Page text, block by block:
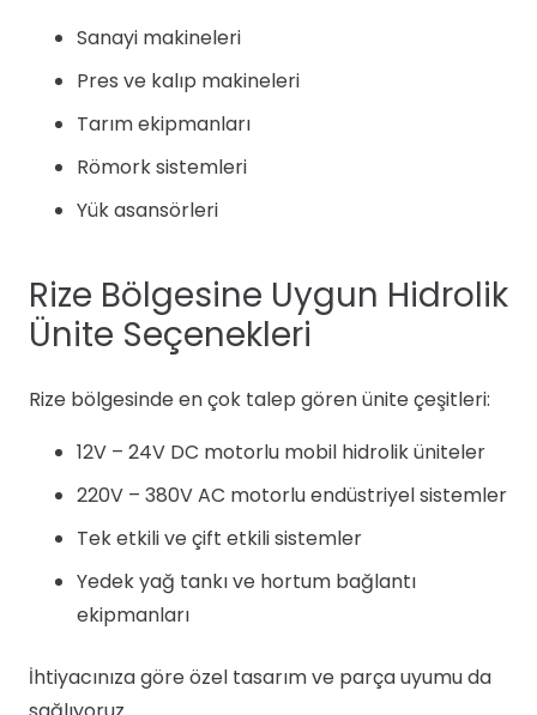
Sanayi makineleri
Pres ve kalıp makineleri
Tarım ekipmanları
Römork sistemleri
Yük asansörleri
Rize Bölgesine Uygun Hidrolik
Ünite Seçenekleri
Rize bölgesinde en çok talep gören ünite çeşitleri:
12V – 24V DC motorlu mobil hidrolik üniteler
220V – 380V AC motorlu endüstriyel sistemler
Tek etkili ve çift etkili sistemler
Yedek yağ tankı ve hortum bağlantı
ekipmanları
İhtiyacınıza göre özel tasarım ve parça uyumu da